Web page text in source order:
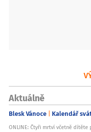
Aktuálně
Blesk Vánoce Kalendář
ONLINE: Čtyři mrtví včetně dítěte